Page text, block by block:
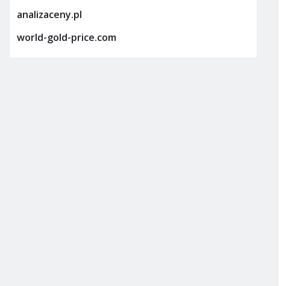
analizaceny.pl
world-gold-price.com